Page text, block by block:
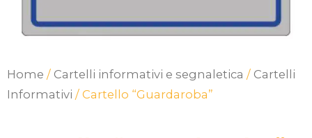
Home / Cartelli informativi e segnaletica / Cartelli
Informativi / Cartello “Guardaroba”